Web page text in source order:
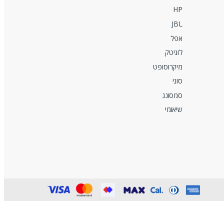
HP
JBL
אפל
לוגיטק
מיקרוסופט
סוני
סמסונג
שיאומי